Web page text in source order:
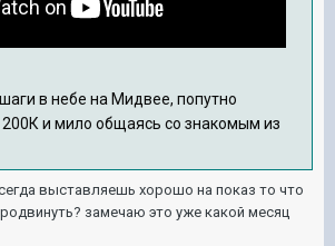
в небе на Мидвее, попутно
и мило общаясь со знакомым из
выставляешь хорошо на показ то что
замечаю это уже какой месяц